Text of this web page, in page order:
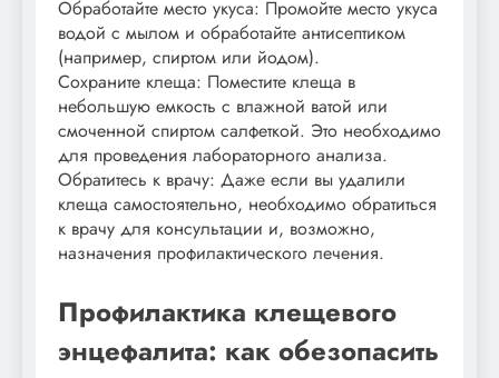
Обработайте место укуса: Промойте место укуса
водой с мылом и обработайте антисептиком
(например, спиртом или йодом).
Сохраните клеща: Поместите клеща в
небольшую емкость с влажной ватой или
смоченной спиртом салфеткой. Это необходимо
для проведения лабораторного анализа.
Обратитесь к врачу: Даже если вы удалили
клеща самостоятельно, необходимо обратиться
к врачу для консультации и, возможно,
назначения профилактического лечения.
Профилактика клещевого
энцефалита: как обезопасить